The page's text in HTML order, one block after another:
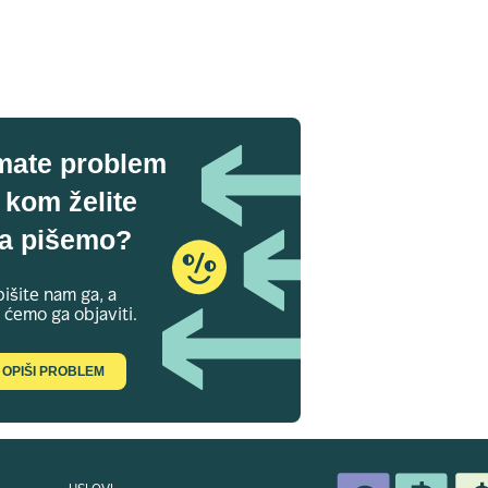
problem
kom želite
pišemo?
nam ga, a
ćemo ga objaviti.
OPIŠI PROBLEM